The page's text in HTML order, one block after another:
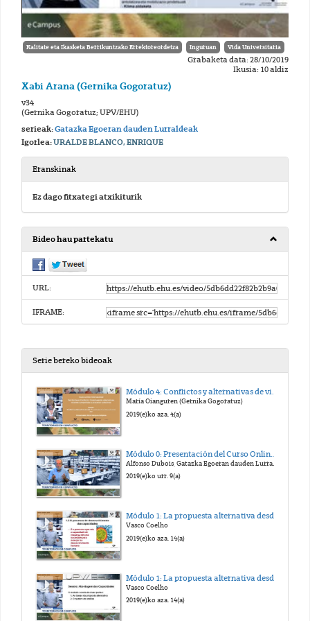
Kalitate eta Ikasketa Berrikuntzako Errektoreordetza Inguruan Vida Universitaria
Grabaketa data: 28/10/2019
Ikusia: 10 aldiz
Xabi Arana (Gernika Gogoratuz)
v34
(Gernika Gogoratuz; UPV/EHU)
serieak:Gatazka Egoeran dauden Lurraldeak
Igorlea:URALDE BLANCO, ENRIQUE
Eranskinak
Ez dago fitxategi atxikiturik
Bideo hau partekatu
URL:
IFRAME:
Serie bereko bideoak
Módulo 4: Conflictos y alternativas de vida. Apuntes para la construcción de la paz. Presentación.
María Oianguren (Gernika Gogoratuz)
2019(e)ko aza. 4(a)
Alfonso Dubois, Gatazka Egoeran dauden Lurraldeetan eraikitzen alternatibak, ikuspegi partekatuak eta prozesu kolektiboak
2019(e)ko urr. 9(a)
Vasco Coelho
2019(e)ko aza. 14(a)
Vasco Coelho
2019(e)ko aza. 14(a)